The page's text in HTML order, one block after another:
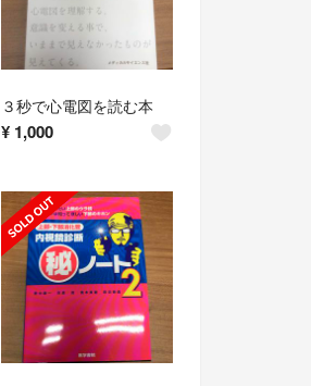
３秒で心電図を読む本
¥ 1,000